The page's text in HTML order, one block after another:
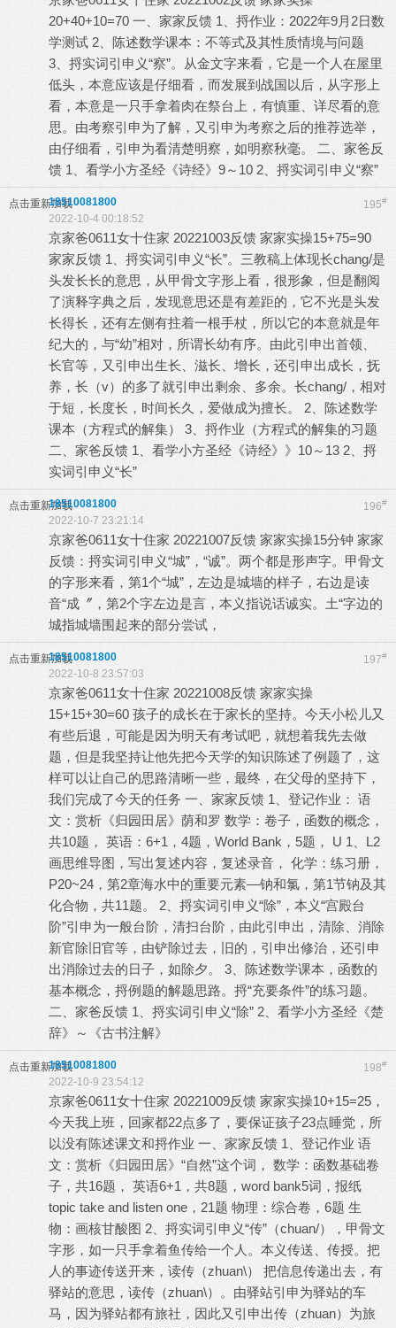
20+40+10=70 一、家家反馈 1、捋作业：2022年9月2日数
学测试 2、陈述数学课本：不等式及其性质情境与问题
3、捋实词引申义“察”。从金文字来看，它是一个人在屋里
低头，本意应该是仔细看，而发展到战国以后，从字形上
看，本意是一只手拿着肉在祭台上，有慎重、详尽看的意
思。由考察引申为了解，又引申为考察之后的推荐选举，
由仔细看，引申为看清楚明察，如明察秋毫。 二、家爸反
馈 1、看学小方圣经《诗经》9～10 2、捋实词引申义“察”
点击重新加载 195#
18510081800
2022-10-4 00:18:52
京家爸0611女十住家 20221003反馈 家家实操15+75=90
家家反馈 1、捋实词引申义“长”。三教稿上体现长chang/是
头发长长的意思，从甲骨文字形上看，很形象，但是翻阅
了演释字典之后，发现意思还是有差距的，它不光是头发
长得长，还有左侧有拄着一根手杖，所以它的本意就是年
纪大的，与“幼”相对，所谓长幼有序。由此引申出首领、
长官等，又引申出生长、滋长、增长，还引申出成长，抚
养，长（v）的多了就引申出剩余、多余。长chang/，相对
于短，长度长，时间长久，爱做成为擅长。 2、陈述数学
课本（方程式的解集） 3、捋作业（方程式的解集的习题
二、家爸反馈 1、看学小方圣经《诗经》》10～13 2、捋
实词引申义“长”
点击重新加载 196#
18510081800
2022-10-7 23:21:14
京家爸0611女十住家 20221007反馈 家家实操15分钟 家家
反馈：捋实词引申义“城”，“诚”。两个都是形声字。甲骨文
的字形来看，第1个“城”，左边是城墙的样子，右边是读
音“成〞，第2个字左边是言，本义指说话诚实。土“字边的
城指城墙围起来的部分尝试，
点击重新加载 197#
18510081800
2022-10-8 23:57:03
京家爸0611女十住家 20221008反馈 家家实操
15+15+30=60 孩子的成长在于家长的坚持。今天小松儿又
有些后退，可能是因为明天有考试吧，就想着我先去做
题，但是我坚持让他先把今天学的知识陈述了例题了，这
样可以让自己的思路清晰一些，最终，在父母的坚持下，
我们完成了今天的任务 一、家家反馈 1、登记作业： 语
文：赏析《归园田居》荫和罗 数学：卷子，函数的概念，
共10题， 英语：6+1，4题，World Bank，5题， U 1、L2
画思维导图，写出复述内容，复述录音， 化学：练习册，
P20~24，第2章海水中的重要元素—钠和氯，第1节钠及其
化合物，共11题。 2、捋实词引申义“除”，本义“宫殿台
阶”引申为一般台阶，清扫台阶，由此引申出，清除、消除
新官除旧官等，由铲除过去，旧的，引申出修治，还引申
出消除过去的日子，如除夕。 3、陈述数学课本，函数的
基本概念，捋例题的解题思路。捋“充要条件”的练习题。
二、家爸反馈 1、捋实词引申义“除” 2、看学小方圣经《楚
辞》～《古书注解》
点击重新加载 198#
18510081800
2022-10-9 23:54:12
京家爸0611女十住家 20221009反馈 家家实操10+15=25，
今天我上班，回家都22点多了，要保证孩子23点睡觉，所
以没有陈述课文和捋作业 一、家家反馈 1、登记作业 语
文：赏析《归园田居》“自然”这个词， 数学：函数基础卷
子，共16题， 英语6+1，共8题，word bank5词，报纸
topic take and listen one，21题 物理：综合卷，6题 生
物：画核甘酸图 2、捋实词引申义“传”（chuan/），甲骨文
字形，如一只手拿着鱼传给一个人。本义传送、传授。把
人的事迹传送开来，读传（zhuan\） 把信息传递出去，有
驿站的意思，读传（zhuan\）。由驿站引申为驿站的车
马，因为驿站都有旅社，因此又引申出传（zhuan）为旅